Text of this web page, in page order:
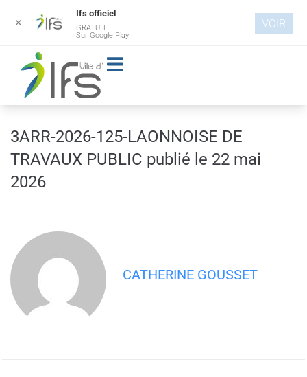
principal
3ARR-2026-125-LAONNOISE DE
TRAVAUX PUBLIC publié le 22 mai
2026
CATHERINE GOUSSET
✕
Ifs officiel
GRATUIT
Sur Google Play
VOIR